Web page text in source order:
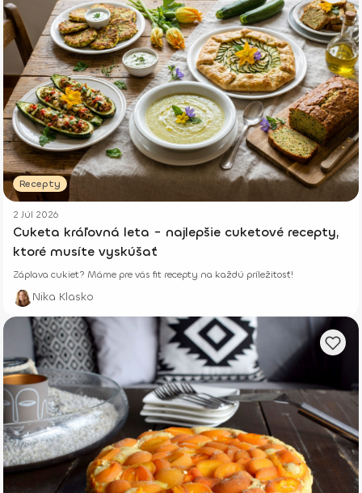
Recepty
2 Júl 2026
Cuketa kráľovná leta - najlepšie cuketové recepty,
ktoré musíte vyskúšať
Záplava cukiet? Máme pre vás fit recepty na každú príležitosť!
Nika Klasko